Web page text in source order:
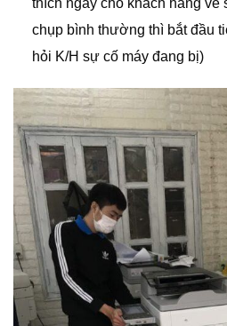
chụp bình thường thì bắt đầu
hỏi K/H sự cố máy đang bị)